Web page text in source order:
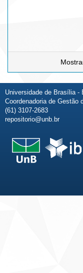
Universidade de Brasília -
Coordenadoria de Gestão
(61) 3107-2683
repositorio@unb.br